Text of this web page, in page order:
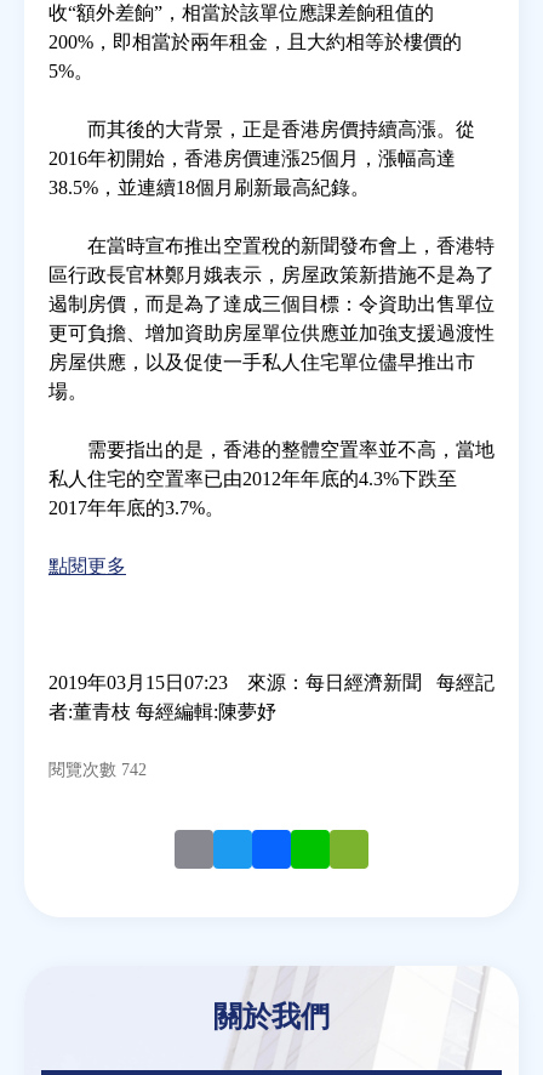
相關連結
訂閱電子報
收“額外差餉”，相當於該單位應課差餉租值的
200%，即相當於兩年租金，且大約相等於樓價的
5%。
而其後的大背景，正是香港房價持續高漲。從
2016年初開始，香港房價連漲25個月，漲幅高達
38.5%，並連續18個月刷新最高紀錄。
在當時宣布推出空置稅的新聞發布會上，香港特
區行政長官林鄭月娥表示，房屋政策新措施不是為了
遏制房價，而是為了達成三個目標：令資助出售單位
更可負擔、增加資助房屋單位供應並加強支援過渡性
房屋供應，以及促使一手私人住宅單位儘早推出市
場。
需要指出的是，香港的整體空置率並不高，當地
私人住宅的空置率已由2012年年底的4.3%下跌至
2017年年底的3.7%。
點閱更多
2019年03月15日07:23 來源：每日經濟新聞 每經記
者:董青枝 每經編輯:陳夢妤
閱覽次數 742
關於我們